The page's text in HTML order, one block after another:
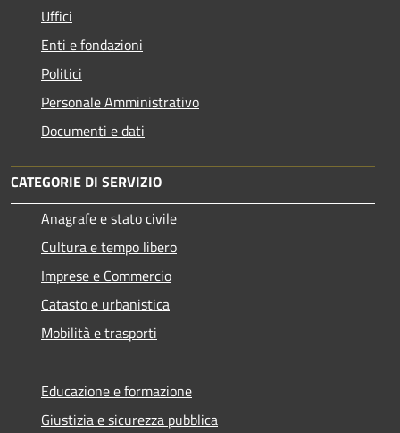
Uffici
Enti e fondazioni
Politici
Personale Amministrativo
Documenti e dati
CATEGORIE DI SERVIZIO
Anagrafe e stato civile
Cultura e tempo libero
Imprese e Commercio
Catasto e urbanistica
Mobilità e trasporti
Educazione e formazione
Giustizia e sicurezza pubblica